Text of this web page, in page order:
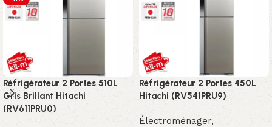
Réfrigérateur 2 Portes 510L
Gris Brillant Hitachi
(RV611PRU0)
Réfrigérateur 2 Portes 450L
Hitachi (RV541PRU9)
Électroménager,